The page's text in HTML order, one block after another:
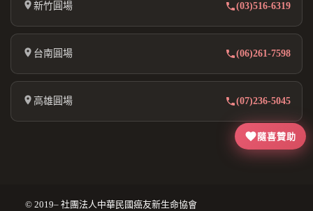
隨喜贊助
新竹圓場 (03)516-6319
台南圓場 (06)261-7598
高雄圓場 (07)236-5045
© 2019– 社團法人中華民國癌友新生命協會